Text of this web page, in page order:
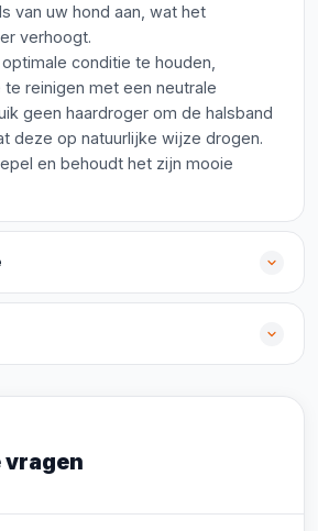
van uw hond aan, wat het
verhoogt.
conditie te houden,
reinigen met een neutrale
geen haardroger om de halsband
deze op natuurlijke wijze drogen.
en behoudt het zijn mooie
vragen